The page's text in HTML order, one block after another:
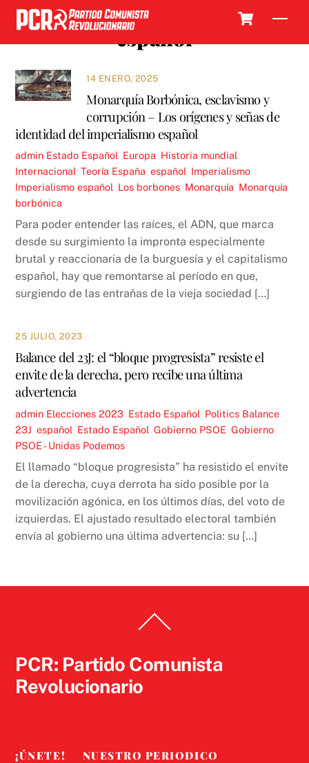
Skip
content
español
14 ENERO, 2025
Monarquía Borbónica, esclavismo y
corrupción – Los orígenes y señas de
identidad del imperialismo español
admin Estado Español Europa Historia mundial
Internacional ,Teoría España ,español Imperialismo
Imperialismo español Los borbones Monarquía Monarquía
borbónica
Para poder entender las raíces, el ADN, que marca
desde su surgimiento la impronta especialmente
brutal y reaccionaria de la burguesía y el capitalismo
español, hay que remontarse al período en que,
surgiendo de las entrañas de la vieja sociedad […]
25 JULIO, 2023
Balance del 23J: el “bloque progresista” resiste el
envite de la derecha, pero recibe una última
advertencia
admin Elecciones 2023 Estado Español Politics Balance
23J ,español Estado Español ,Gobierno PSOE ,Gobierno
PSOE - Unidas Podemos
El llamado “bloque progresista” ha resistido el envite
de la derecha, cuya derrota ha sido posible por la
movilización agónica, en los últimos días, del voto de
izquierdas. El ajustado resultado electoral también
envía al gobierno una última advertencia: su […]
To
PCR: Partido Comunista
Revolucionario
¡ÚNETE!
NUESTRO PERIODICO